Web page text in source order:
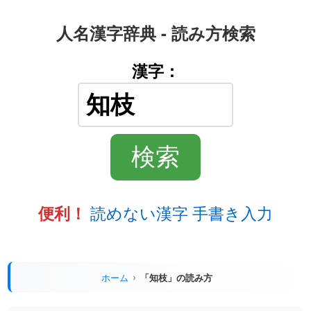
人名漢字辞典 - 読み方検索
漢字：
便利！ 読めない漢字 手書き入力
ホーム 「知枝」の読み方